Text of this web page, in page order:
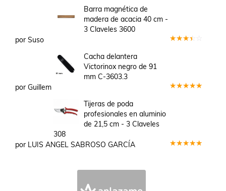
Barra magnética de
madera de acacia 40 cm -
3 Claveles 3600
por Suso
Cacha delantera
Victorinox negro de 91
mm C-3603.3
por Guillem
Tijeras de poda
profesionales en aluminio
de 21,5 cm - 3 Claveles
308
por LUIS ANGEL SABROSO GARCÍA